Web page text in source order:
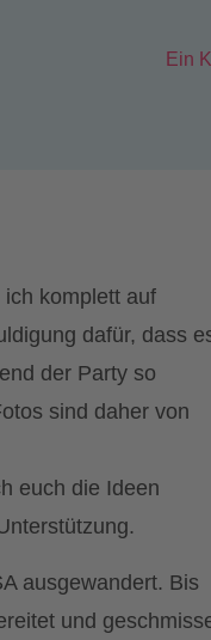
Ein
komplett auf
dafür, dass
der Party so
sind daher von
euch die Ideen
ausgewandert. Bis
und